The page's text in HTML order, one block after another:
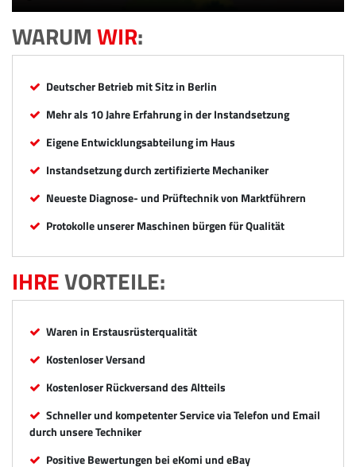
WARUMWIR:
Deutscher Betrieb mit Sitz in Berlin
Mehr als 10 Jahre Erfahrung in der Instandsetzung
Eigene Entwicklungsabteilung im Haus
Instandsetzung durch zertifizierte Mechaniker
Neueste Diagnose- und Prüftechnik von Marktführern
Protokolle unserer Maschinen bürgen für Qualität
IHREVORTEILE:
Waren in Erstausrüsterqualität
Kostenloser Versand
Kostenloser Rückversand des Altteils
Schneller und kompetenter Service via Telefon und Email
durch unsere Techniker
Positive Bewertungen bei eKomi und eBay